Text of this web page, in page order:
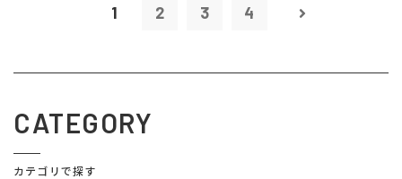
1 2 3 4
CATEGORY
カテゴリで探す